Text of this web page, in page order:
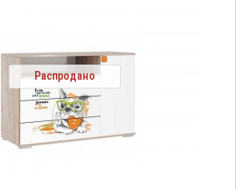
Распродано